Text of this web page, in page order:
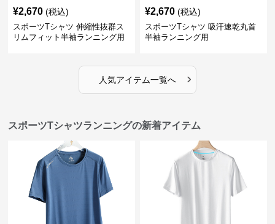
¥2,670 (税込)
スポーツTシャツ 伸縮性抜群ス
リムフィット半袖ランニング用
¥2,670 (税込)
スポーツTシャツ 吸汗速乾丸首
半袖ランニング用
人気アイテム一覧へ ›
スポーツTシャツランニングの新着アイテム